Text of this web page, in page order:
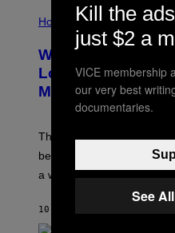
Horoscopes
Why the August
Looks Like It’s
Maps
The eclipse path only
because the moon’s
a wide curve.
10 ΛΕΠΤΆ ΠΡΙΝ
Kill the
just $2 a
VICE membership
our very best
documentaries.
See